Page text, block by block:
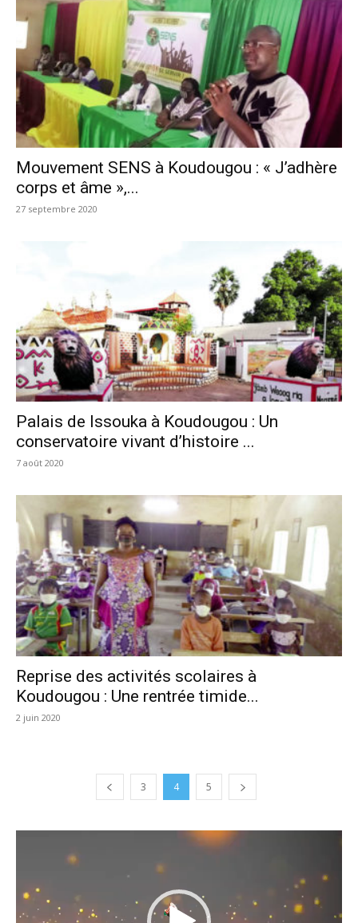
Mouvement SENS à Koudougou : « J’adhère
corps et âme »,...
27 septembre 2020
Palais de Issouka à Koudougou : Un
conservatoire vivant d’histoire ...
7 août 2020
Reprise des activités scolaires à
Koudougou : Une rentrée timide...
2 juin 2020
3 4 5